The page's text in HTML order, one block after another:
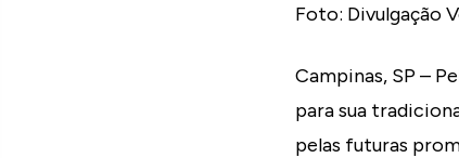
Foto: Divulgação
Campinas, SP –
para sua
pelas futuras